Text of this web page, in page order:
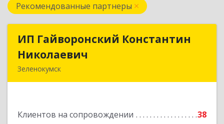
Рекомендованные партнеры
ИП Гайворонский Константин
Николаевич
Зеленокумск
Клиентов на сопровождении 38
ИП Гайворонский Константин
Подробнее